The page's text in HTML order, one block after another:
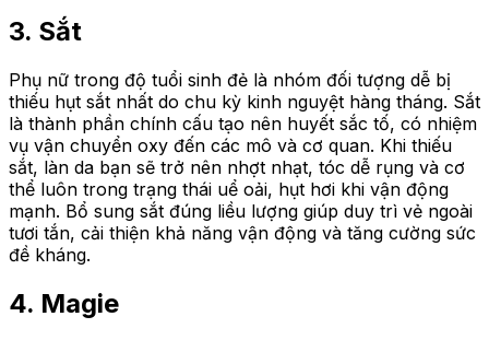
3. Sắt
Phụ nữ trong độ tuổi sinh đẻ là nhóm đối tượng dễ bị
thiếu hụt sắt nhất do chu kỳ kinh nguyệt hàng tháng. Sắt
là thành phần chính cấu tạo nên huyết sắc tố, có nhiệm
vụ vận chuyển oxy đến các mô và cơ quan. Khi thiếu
sắt, làn da bạn sẽ trở nên nhợt nhạt, tóc dễ rụng và cơ
thể luôn trong trạng thái uể oải, hụt hơi khi vận động
mạnh. Bổ sung sắt đúng liều lượng giúp duy trì vẻ ngoài
tươi tắn, cải thiện khả năng vận động và tăng cường sức
đề kháng.
4. Magie